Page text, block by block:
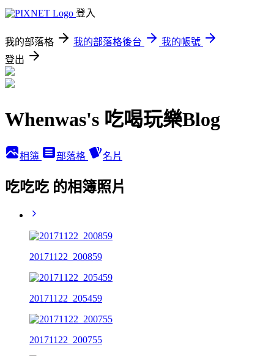
登入
我的部落格 我的部落格後台
我的帳號
登出
Whenwas's 吃喝玩樂Blog
相簿 部落格 名片
吃吃吃 的相簿照片
20171122_200859
20171122_205459
20171122_200755